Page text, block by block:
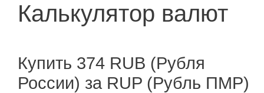
Калькулятор валют
Купить 374 RUB (Рубля
России) за RUP (Рубль ПМР)